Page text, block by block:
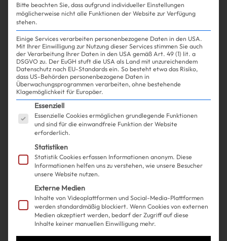
Experience Life| 06.12.2024
Mocha Mousse ist die Pantone-
Farbe des kommenden Jahres
und das Netz hat Ideen dazu
Bitte beachten Sie, dass aufgrund individueller Einstellungen
möglicherweise nicht alle Funktionen der Website zur Verfügung
stehen.
Einige Services verarbeiten personenbezogene Daten in den USA.
Mit Ihrer Einwilligung zur Nutzung dieser Services stimmen Sie auch
der Verarbeitung Ihrer Daten in den USA gemäß Art. 49 (1) lit. a
DSGVO zu. Der EuGH stuft die USA als Land mit unzureichendem
Datenschutz nach EU-Standards ein. So besteht etwa das Risiko,
dass US-Behörden personenbezogene Daten in
Überwachungsprogrammen verarbeiten, ohne bestehende
Klagemöglichkeit für Europäer.
Es folgt eine Liste der Service-Gruppen, für die
Essenziell
Essenzielle Cookies ermöglichen grundlegende Funktionen
und sind für die einwandfreie Funktion der Website
erforderlich.
Statistiken
Statistik Cookies erfassen Informationen anonym. Diese
Informationen helfen uns zu verstehen, wie unsere Besucher
unsere Website nutzen.
Externe Medien
Inhalte von Videoplattformen und Social-Media-Plattformen
werden standardmäßig blockiert. Wenn Cookies von externen
Medien akzeptiert werden, bedarf der Zugriff auf diese
Inhalte keiner manuellen Einwilligung mehr.